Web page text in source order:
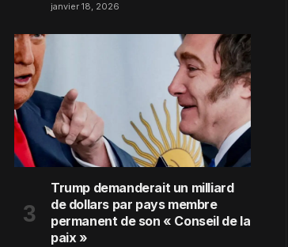
janvier 18, 2026
Trump demanderait un milliard
de dollars par pays membre
permanent de son « Conseil de la
paix »